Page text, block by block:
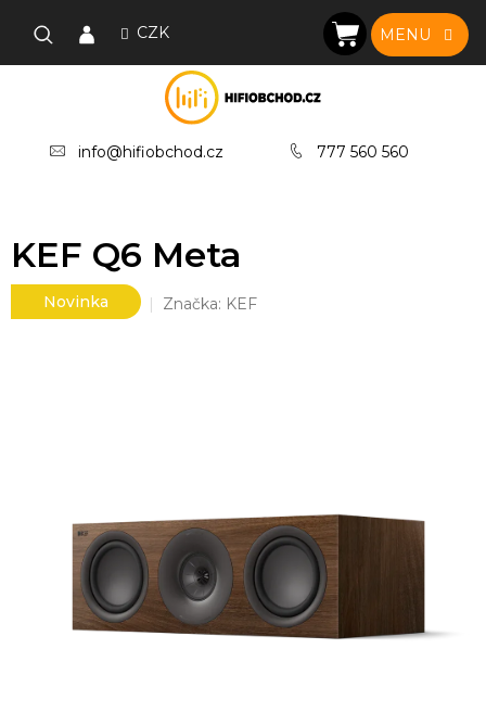
CZK
info@hifiobchod.cz 777 560 560
NÁKUPNÍ
KOŠÍK
KEF Q6 Meta
Novinka Značka: KEF